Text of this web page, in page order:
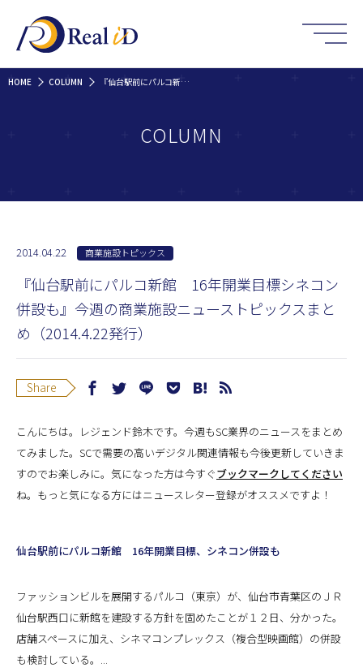
HOME COLUMN 『仙台駅前にパルコ新館 16年開業目標シネコン併設も』今週の商業施設ニューストピックスまとめ（2014.4.22発行）
COLUMN
2014.04.22 商業施設トピックス
『仙台駅前にパルコ新館 16年開業目標シネコン
併設も』今週の商業施設ニューストピックスまと
め（2014.4.22発行）
Share
こんにちは。レジェンド鈴木です。今週もSC業界のニュースをまとめ
てみました。SCで需要の高いデジタル関連情報も今後更新していきま
すのでお楽しみに。 気になった方は今すぐブックマークしてください
ね。もっと気になる方にはニュースレター登録がオススメですよ！
仙台駅前にパルコ新館 16年開業目標、シネコン併設も
ファッションビルを展開するパルコ（東京）が、仙台市青葉区のＪＲ
仙台駅西口に新館を建設する方針を固めたことが１２日、分かった。
店舗スペースに加え、シネマコンプレックス（複合型映画館）の併設
も検討している。...